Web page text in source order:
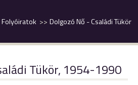
Dolgozó Nő - Családi Tükör
Folyóiratok
Tükör, 1954-1990